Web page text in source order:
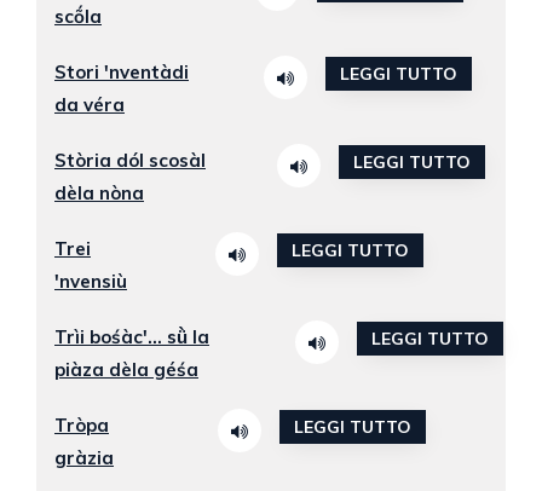
scṍla
Stori 'nventàdi
da véra
LEGGI TUTTO
Stòria dól scosàl
dèla nòna
LEGGI TUTTO
Trei
'nvensiù
LEGGI TUTTO
Trìi bośàc'... sǜ la
piàza dèla géśa
LEGGI TUTTO
Tròpa
gràzia
LEGGI TUTTO